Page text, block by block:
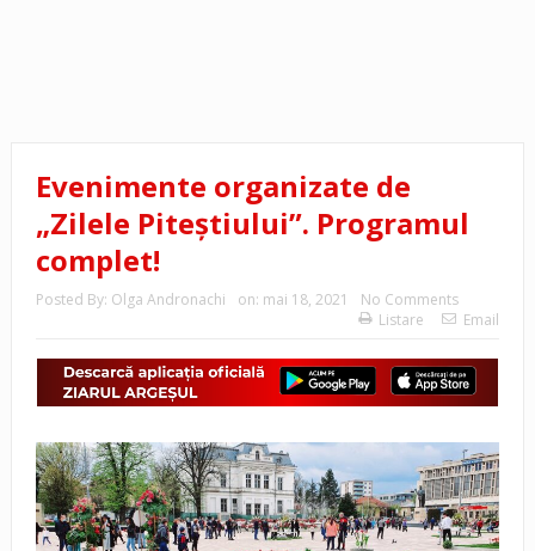
Evenimente organizate de
„Zilele Piteștiului”. Programul
complet!
Posted By: Olga Andronachi on: mai 18, 2021
No Comments
Listare
Email